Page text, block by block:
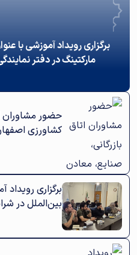
برگزاری رویداد آموزشی با
مارکتینگ در دفتر
حضور مشاوران
کشاورزی
برگزاری رویداد
بین‌الملل در